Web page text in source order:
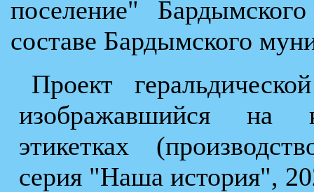
поселение"
составе Бардымского
Проект
изображавшийся на
этикетках
серия "Наша история",